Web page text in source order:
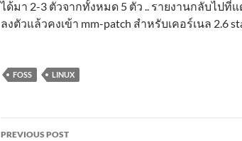
ได้มา 2-3 ตัวจากทั้งหมด 5 ตัว .. รายงานกลับไปที่แ
ลงตัวแล้วคงเข้า mm-patch สำหรับเคอร์เนล 2.6
FOSS LINUX
Post
PREVIOUS POST